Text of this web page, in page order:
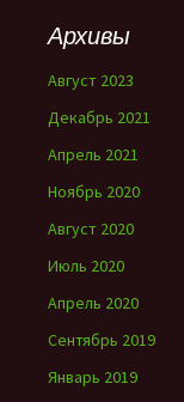
Архивы
Август 2023
Декабрь 2021
Апрель 2021
Ноябрь 2020
Август 2020
Июль 2020
Апрель 2020
Сентябрь 2019
Январь 2019